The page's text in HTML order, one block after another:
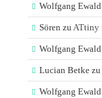
Wolfgang Ewald
Sören zu ATtiny
Wolfgang Ewald
Lucian Betke zu
Wolfgang Ewald